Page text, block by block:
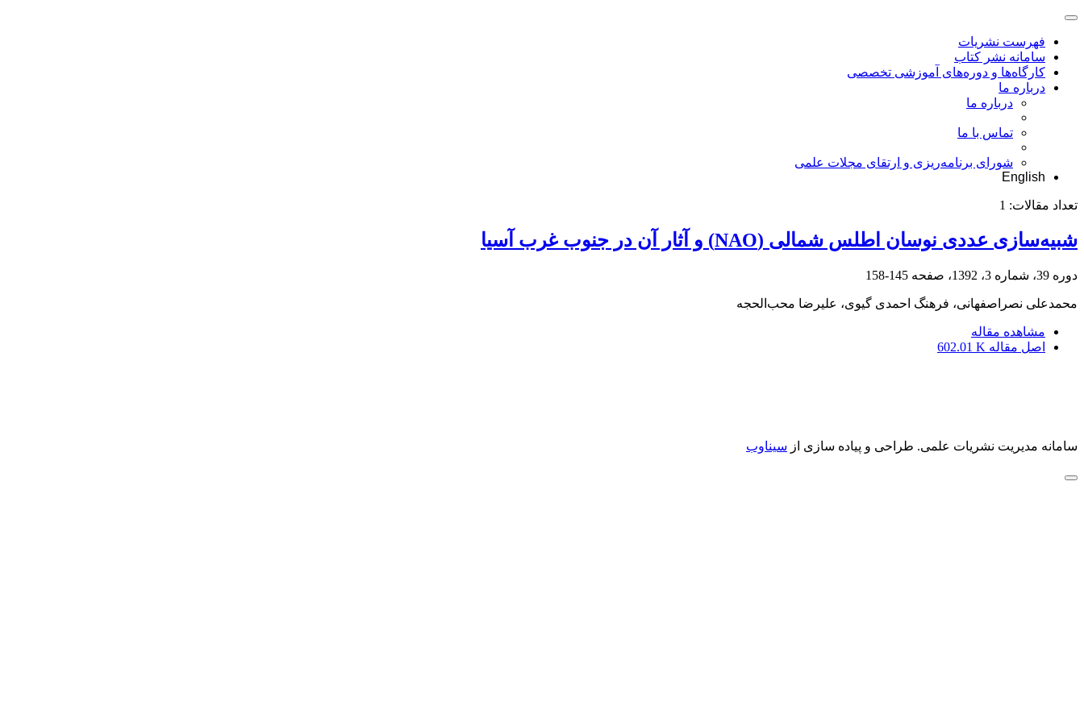
فهرست نشریات
سامانه نشر کتاب
کارگاه‌ها و دوره‌های آموزشی تخصصی
درباره ما
درباره ما
تماس با ما
شورای برنامه‌ریزی و ارتقای مجلات علمی
English
تعداد مقالات: 1
شبیه‌سازی عددی نوسان اطلس شمالی (NAO) و آثار آن در جنوب غرب آسیا
دوره 39، شماره 3، 1392، صفحه 145-158
محمدعلی نصراصفهانی، فرهنگ احمدی گیوی، علیرضا محب‌‌الحجه
مشاهده مقاله
اصل مقاله 602.01 K
سامانه مدیریت نشریات علمی. طراحی و پیاده سازی از سیناوب